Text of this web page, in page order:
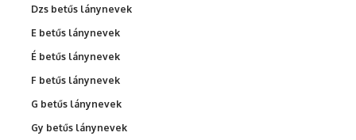
Dzs betűs lánynevek
E betűs lánynevek
É betűs lánynevek
F betűs lánynevek
G betűs lánynevek
Gy betűs lánynevek